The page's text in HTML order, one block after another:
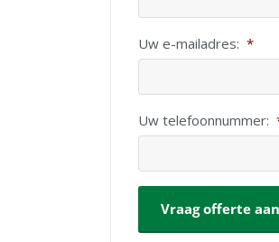
Uw e-mailadres: *
Uw telefoonnummer:
CAPTCHA